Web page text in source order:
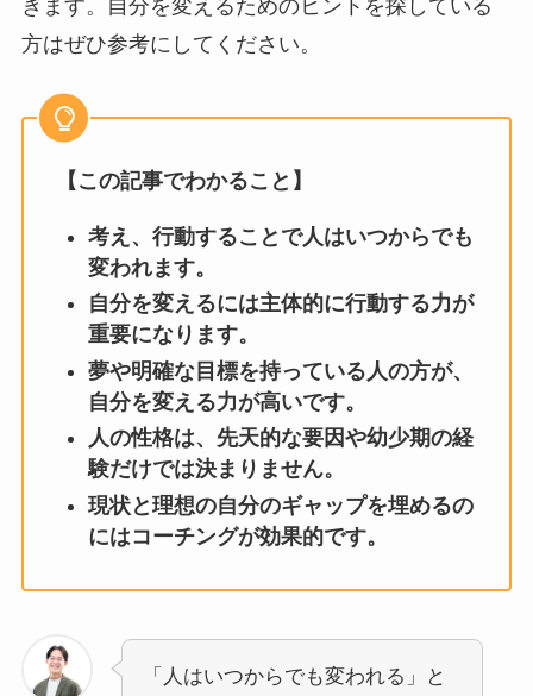
きます。自分を変えるためのヒントを探している
方はぜひ参考にしてください。
【この記事でわかること】
考え、行動することで人はいつからでも
変われます。
自分を変えるには主体的に行動する力が
重要になります。
夢や明確な目標を持っている人の方が、
自分を変える力が高いです。
人の性格は、先天的な要因や幼少期の経
験だけでは決まりません。
現状と理想の自分のギャップを埋めるの
にはコーチングが効果的です。
「人はいつからでも変われる」と